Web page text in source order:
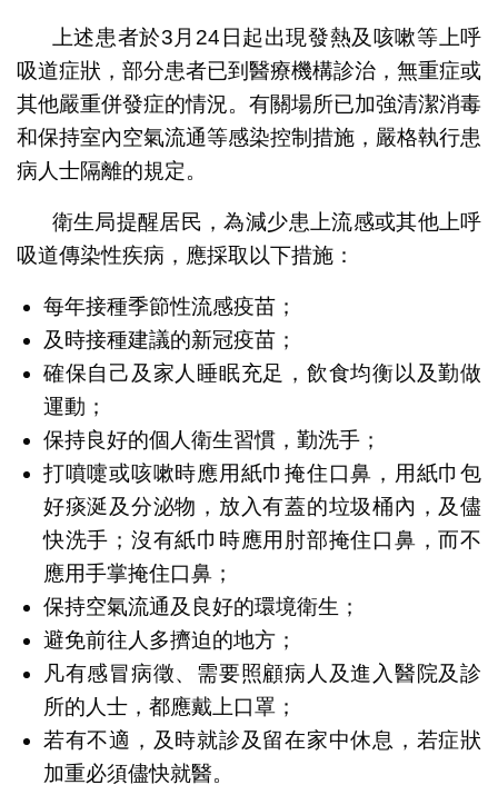
上述患者於3月24日起出現發熱及咳嗽等上呼
吸道症狀，部分患者已到醫療機構診治，無重症或
其他嚴重併發症的情況。有關場所已加強清潔消毒
和保持室內空氣流通等感染控制措施，嚴格執行患
病人士隔離的規定。
衛生局提醒居民，為減少患上流感或其他上呼
吸道傳染性疾病，應採取以下措施：
每年接種季節性流感疫苗；
及時接種建議的新冠疫苗；
確保自己及家人睡眠充足，飲食均衡以及勤做
運動；
保持良好的個人衛生習慣，勤洗手；
打噴嚏或咳嗽時應用紙巾掩住口鼻，用紙巾包
好痰涎及分泌物，放入有蓋的垃圾桶內，及儘
快洗手；沒有紙巾時應用肘部掩住口鼻，而不
應用手掌掩住口鼻；
保持空氣流通及良好的環境衛生；
避免前往人多擠迫的地方；
凡有感冒病徵、需要照顧病人及進入醫院及診
所的人士，都應戴上口罩；
若有不適，及時就診及留在家中休息，若症狀
加重必須儘快就醫。